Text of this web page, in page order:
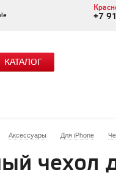
+7
КАТАЛОГ
Аксессуары Для iPhone
чехол